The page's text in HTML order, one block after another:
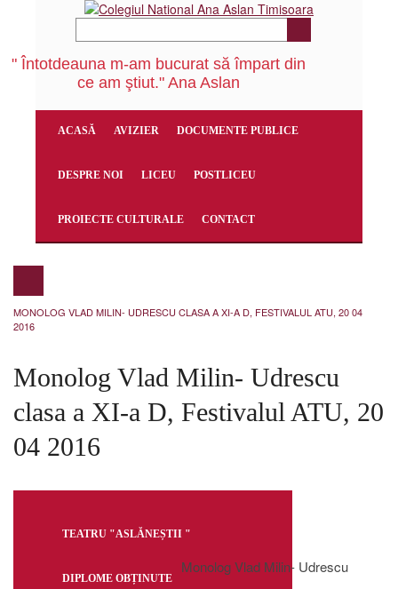
" Întotdeauna m-am bucurat să împart din
ce am ştiut." Ana Aslan
ACASĂ AVIZIER DOCUMENTE PUBLICE
DESPRE NOI LICEU POSTLICEU
PROIECTE CULTURALE CONTACT
MONOLOG VLAD MILIN- UDRESCU CLASA A XI-A D, FESTIVALUL ATU, 20 04
2016
Monolog Vlad Milin- Udrescu
clasa a XI-a D, Festivalul ATU, 20
04 2016
TEATRU "ASLĂNEȘTII "
DIPLOME OBȚINUTE
Monolog Vlad Milin- Udrescu